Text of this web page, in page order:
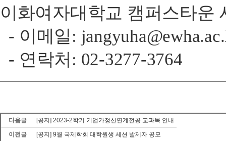
이화여자대학교 캠퍼스타운
- 이메일:
- 연락처: 02-3277-3764
다음글
[공지] 2023-2학기 기업가정신연계전공 교과목 안내
이전글
[공지] 9월 국제학회 대학원생 세션 발제자 공모